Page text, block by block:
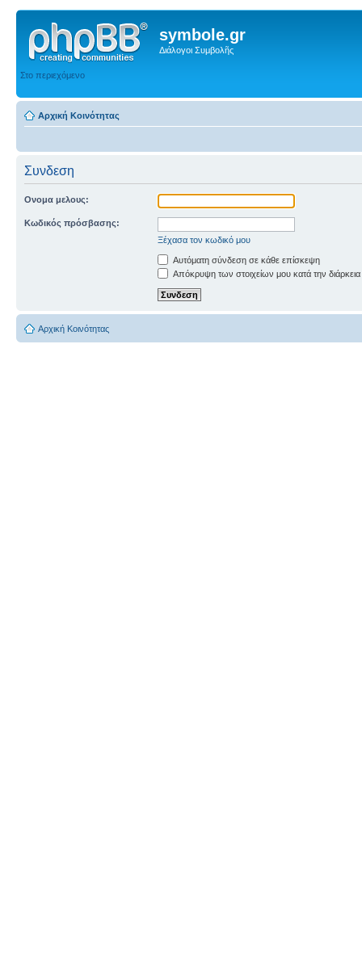
symbole.gr
Διάλογοι Συμβολῆς
Στο περιεχόμενο
Αρχική Κοινότητας
Συνδεση
Ονομα μελους:
Κωδικός πρόσβασης:
Ξέχασα τον κωδικό μου
Αυτόματη σύνδεση σε κάθε επίσκεψη
Απόκρυψη των στοιχείων μου κατά την
Αρχική Κοινότητας